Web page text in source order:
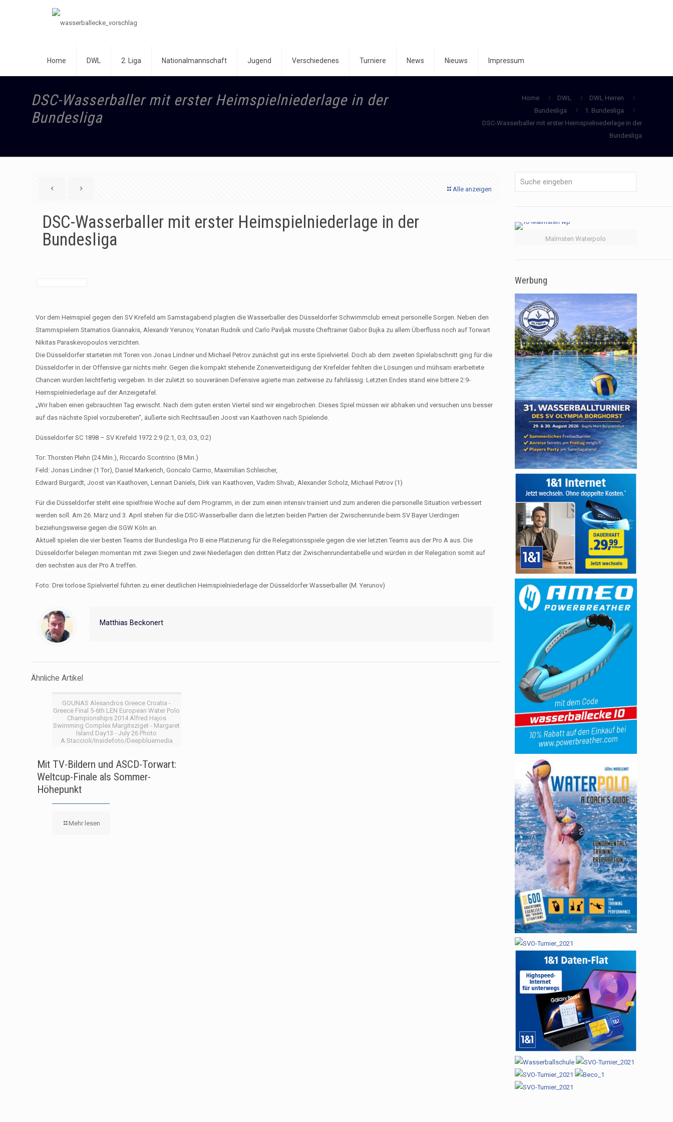
Home DWL 2. Liga Nationalmannschaft Jugend Verschiedenes Turniere News Nieuws Impressum
DSC-Wasserballer mit erster Heimspielniederlage in der
Bundesliga
Home DWL
DWL Herren
Bundesliga
1. Bundesliga
DSC-Wasserballer mit erster Heimspielniederlage in der
Bundesliga
Alle anzeigen
DSC-Wasserballer mit erster Heimspielniederlage in der
Bundesliga
Vor dem Heimspiel gegen den SV Krefeld am Samstagabend plagten die Wasserballer des Düsseldorfer Schwimmclub erneut personelle Sorgen. Neben den
Stammspielern Stamatios Giannakis, Alexandr Yerunov, Yonatan Rudnik und Carlo Pavljak musste Cheftrainer Gabor Bujka zu allem Überfluss noch auf Torwart
Nikitas Paraskevopoulos verzichten.
Die Düsseldorfer starteten mit Toren von Jonas Lindner und Michael Petrov zunächst gut ins erste Spielviertel. Doch ab dem zweiten Spielabschnitt ging für die
Düsseldorfer in der Offensive gar nichts mehr. Gegen die kompakt stehende Zonenverteidigung der Krefelder fehlten die Lösungen und mühsam erarbeitete
Chancen wurden leichtfertig vergeben. In der zuletzt so souveränen Defensive agierte man zeitweise zu fahrlässig. Letzten Endes stand eine bittere 2:9-
Heimspielniederlage auf der Anzeigetafel.
„Wir haben einen gebrauchten Tag erwischt. Nach dem guten ersten Viertel sind wir eingebrochen. Dieses Spiel müssen wir abhaken und versuchen uns besser
auf das nächste Spiel vorzubereiten“, äußerte sich Rechtsaußen Joost van Kaathoven nach Spielende.
Düsseldorfer SC 1898 – SV Krefeld 1972 2:9 (2:1, 0:3, 0:3, 0:2)
Tor: Thorsten Plehn (24 Min.), Riccardo Scontrino (8 Min.)
Feld: Jonas Lindner (1 Tor), Daniel Markerich, Goncalo Carmo, Maximilian Schleicher,
Edward Burgardt, Joost van Kaathoven, Lennart Daniels, Dirk van Kaathoven, Vadim Shvab, Alexander Scholz, Michael Petrov (1)
Für die Düsseldorfer steht eine spielfreie Woche auf dem Programm, in der zum einen intensiv trainiert und zum anderen die personelle Situation verbessert
werden soll. Am 26. März und 3. April stehen für die DSC-Wasserballer dann die letzten beiden Partien der Zwischenrunde beim SV Bayer Uerdingen
beziehungsweise gegen die SGW Köln an.
Aktuell spielen die vier besten Teams der Bundesliga Pro B eine Platzierung für die Relegationsspiele gegen die vier letzten Teams aus der Pro A aus. Die
Düsseldorfer belegen momentan mit zwei Siegen und zwei Niederlagen den dritten Platz der Zwischenrundentabelle und würden in der Relegation somit auf
den sechsten aus der Pro A treffen.
Foto: Drei torlose Spielviertel führten zu einer deutlichen Heimspielniederlage der Düsseldorfer Wasserballer (M. Yerunov)
Matthias Beckonert
Ähnliche Artikel
GOUNAS Alexandros Greece Croatia -
Greece Final 5-6th LEN European Water Polo
Championships 2014 Alfred Hajos
Swimming Complex Margitsziget - Margaret
Island Day13 - July 26 Photo
A.Staccioli/Insidefoto/Deepbluemedia
Mit TV-Bildern und ASCD-Torwart:
Weltcup-Finale als Sommer-
Höhepunkt
Mehr lesen
Malmsten Waterpolo
Werbung